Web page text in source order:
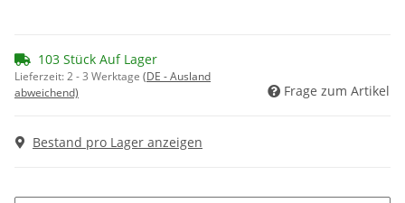
103 Stück Auf Lager
Lieferzeit:2 - 3 Werktage (DE - Ausland
abweichend)
Frage zum Artikel
Bestand pro Lager anzeigen